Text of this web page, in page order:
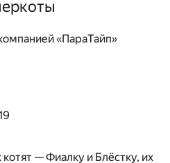
«ПараТайп»
— Фиалку и Блёстку, их